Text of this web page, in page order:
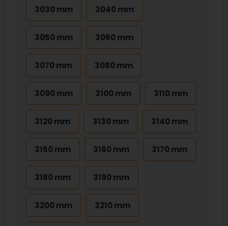
3030 mm 3040 mm
3050 mm 3060 mm
3070 mm 3080 mm
3090 mm 3100 mm 3110 mm
3120 mm 3130 mm 3140 mm
3150 mm 3160 mm 3170 mm
3180 mm 3190 mm
3200 mm 3210 mm